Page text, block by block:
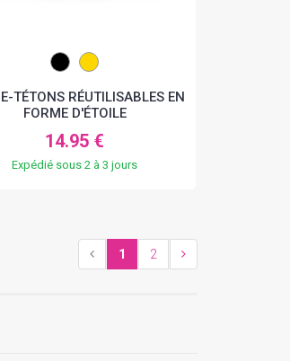
TÉTONS RÉUTILISABLES EN
FORME D'ÉTOILE
14.95 €
Expédié sous 2 à 3 jours
1 2